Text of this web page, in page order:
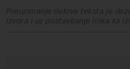
Preuzimanje delova teksta je
izvora i uz postavljanje linka ka